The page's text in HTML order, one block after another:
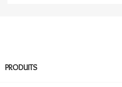
PRODUITS